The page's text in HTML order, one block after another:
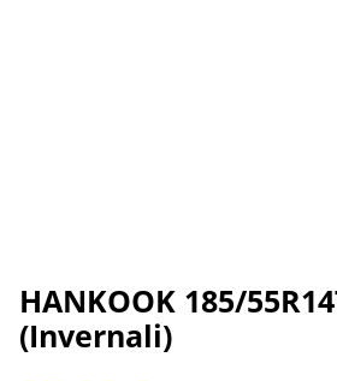
HANKOOK 185/
(Invernali)